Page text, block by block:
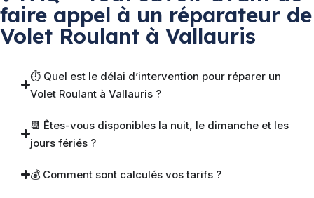
faire appel à un réparateur de
Volet Roulant à Vallauris
⏱ Quel est le délai d’intervention pour réparer un
Volet Roulant à Vallauris ?
📆 Êtes-vous disponibles la nuit, le dimanche et les
jours fériés ?
💰 Comment sont calculés vos tarifs ?